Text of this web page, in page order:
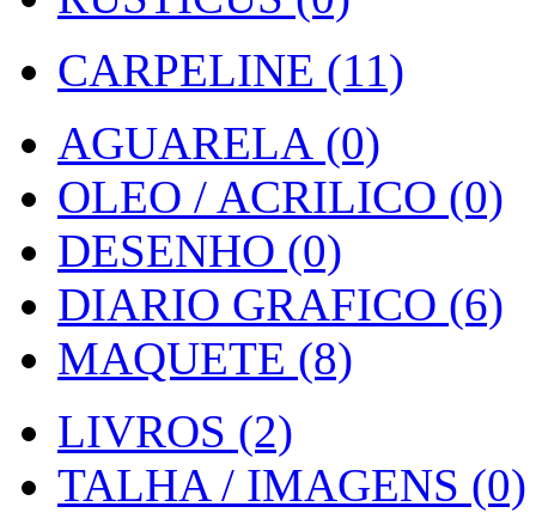
CARPELINE (11)
AGUARELA (0)
OLEO / ACRILICO (0)
DESENHO (0)
DIARIO GRAFICO (6)
MAQUETE (8)
LIVROS (2)
TALHA / IMAGENS (0)